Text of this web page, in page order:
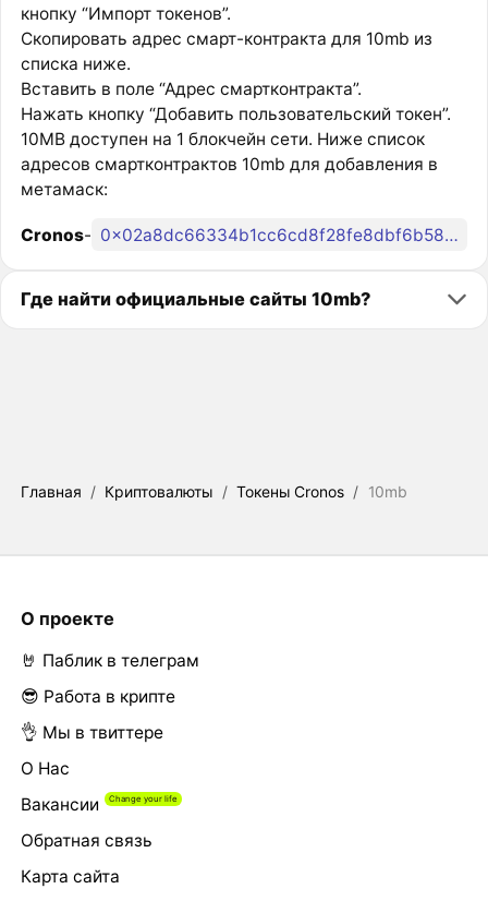
кнопку “Импорт токенов”.
Скопировать адрес смарт-контракта для 10mb из
списка ниже.
Вставить в поле “Адрес смартконтракта”.
Нажать кнопку “Добавить пользовательский токен”.
10MB доступен на 1 блокчейн сети. Ниже список
адресов смартконтрактов 10mb для добавления в
метамаск:
Cronos- 0x02a8dc66334b1cc6cd8f28fe8dbf6b58b49b47b6
Где найти официальные сайты 10mb?
Главная / Криптовалюты / Токены Cronos / 10mb
О проекте
🤘 Паблик в телеграм
😎 Работа в крипте
👌 Мы в твиттере
О Нас
Вакансии
Обратная связь
Карта сайта